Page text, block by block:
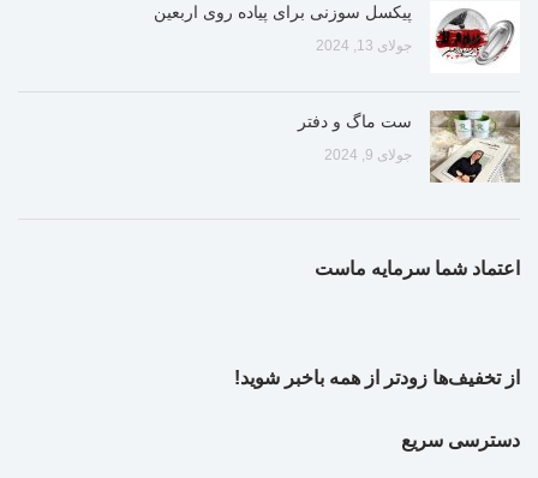
پیکسل سوزنی برای پیاده روی اربعین
جولای 13, 2024
ست ماگ و دفتر
جولای 9, 2024
اعتماد شما سرمایه ماست
از تخفیف‌ها زودتر از همه باخبر شوید!
دسترسی سریع